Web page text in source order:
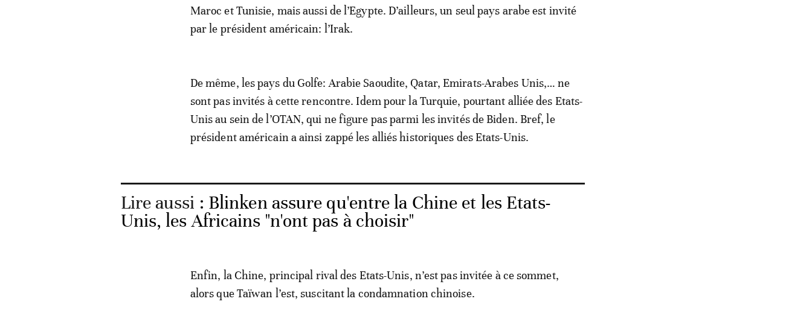
Maroc et Tunisie, mais aussi de l’Egypte. D’ailleurs, un seul pays arabe est invité
par le président américain: l’Irak.
De même, les pays du Golfe: Arabie Saoudite, Qatar, Emirats-Arabes Unis,… ne
sont pas invités à cette rencontre. Idem pour la Turquie, pourtant alliée des Etats-
Unis au sein de l’OTAN, qui ne figure pas parmi les invités de Biden. Bref, le
président américain a ainsi zappé les alliés historiques des Etats-Unis.
Lire aussi : Blinken assure qu'entre la Chine et les Etats-
Unis, les Africains "n'ont pas à choisir"
Enfin, la Chine, principal rival des Etats-Unis, n’est pas invitée à ce sommet,
alors que Taïwan l’est, suscitant la condamnation chinoise.